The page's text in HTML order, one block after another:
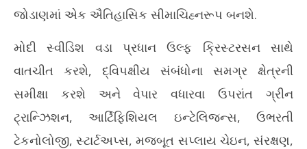
NOW VIEWING
પ્રધાનમંત્રી નરેન્દ્ર મોદી આજે સ્વીડનની બે દિવસીય મુલાકાતે
ગોથેનબર્ગ પહોંચશે
May
17,
2026
17,
જોડાણમાં એક ઐતિહાસિક સીમાચિહ્નરૂપ બનશે.
મોદી સ્વીડિશ વડા પ્રધાન ઉલ્ફ ક્રિસ્ટરસન સાથે
વાતચીત કરશે, દ્વિપક્ષીય સંબંધોના સમગ્ર ક્ષેત્રની
સમીક્ષા કરશે અને વેપાર વધારવા ઉપરાંત ગ્રીન
ટ્રાન્ઝિશન, આર્ટિફિશિયલ ઇન્ટેલિજન્સ, ઉભરતી
ટેકનોલોજી, સ્ટાર્ટઅપ્સ, મજબૂત સપ્લાય ચેઇન, સંરક્ષણ,